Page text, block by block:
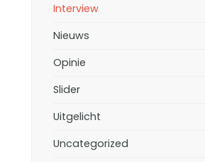
Interview
Nieuws
Opinie
Slider
Uitgelicht
Uncategorized